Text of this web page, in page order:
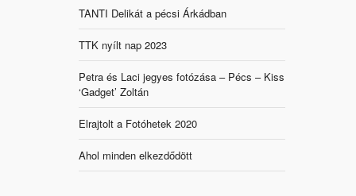
TANTI Delikát a pécsi Árkádban
TTK nyílt nap 2023
Petra és Laci jegyes fotózása – Pécs – Kiss
‘Gadget’ Zoltán
Elrajtolt a Fotóhetek 2020
Ahol minden elkezdődött